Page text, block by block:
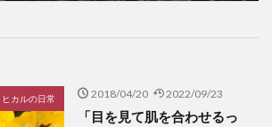
ヒカルの日常 2018/04/20 2022/09/23
「目を見て肌を合わせるっ